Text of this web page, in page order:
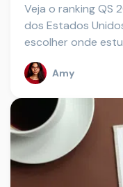
Veja o ranking QS
dos Estados
escolher onde
Amy